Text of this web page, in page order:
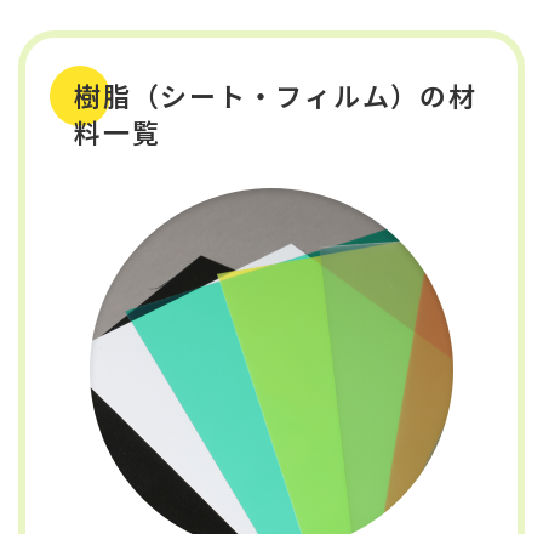
樹脂（シート・フィルム）の材
料一覧